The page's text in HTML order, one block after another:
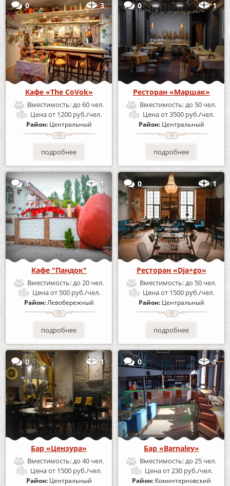
0 3
Кафе «The CoVok»
Вместимость:до 60 чел.
Ценаот 1200 руб./чел.
Район: Центральный
подробнее
0 1
Ресторан «Маршак»
Вместимость:до 50 чел.
Ценаот 3500 руб./чел.
Район: Центральный
подробнее
1 1
Кафе "Пандок"
Вместимость:до 20 чел.
Ценаот 500 руб./чел.
Район:Левобережный
подробнее
0 1
Ресторан «Dja+go»
Вместимость:до 50 чел.
Ценаот 1500 руб./чел.
Район: Центральный
подробнее
0 1
Бар «Цензура»
Вместимость:до 40 чел.
Ценаот 1500 руб./чел.
Район: Центральный
0 1
Бар «Barnaley»
Вместимость:до 25 чел.
Ценаот 230 руб./чел.
Район: Коминтерновский